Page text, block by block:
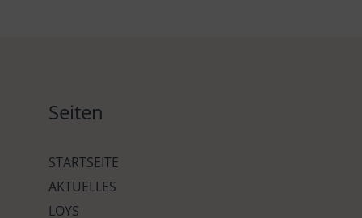
Seiten
STARTSEITE
AKTUELLES
LOYS